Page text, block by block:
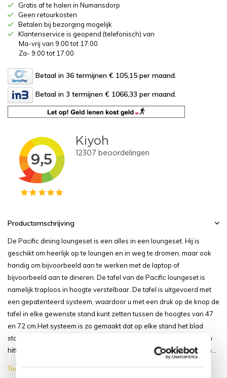
Gratis af te halen in Numansdorp
Geen retourkosten
Betalen bij bezorging mogelijk
Klantenservice is geopend (telefonisch) van
Ma-vrij van 9:00 tot 17:00
Za- 9:00 tot 17:00
Betaal in 36 termijnen € 105,15 per maand.
Betaal in 3 termijnen € 1066,33 per maand.
Productomschrijving
De Pacific dining loungeset is een alles in een loungeset. Hij is
geschikt om heerlijk op te loungen en in weg te dromen, maar ook
handig om bijvoorbeeld aan te werken met de laptop of
bijvoorbeeld aan te dineren. De tafel van de Pacific loungeset is
namelijk traploos in hoogte verstelbaar. De tafel is uitgevoerd met
een gepatenteerd systeem, waardoor u met een druk op de knop de
tafel in elke gewenste stand kunt zetten tussen de hoogtes van 47
en 72 cm.Het systeem is zo gemaakt dat op elke stand het blad
stabiel is. De tafel heeft een keramisch blad wat krasbestendig en
hittebestendig is. De Pacific loungeset is gemaakt van textileen in...
Toon meer